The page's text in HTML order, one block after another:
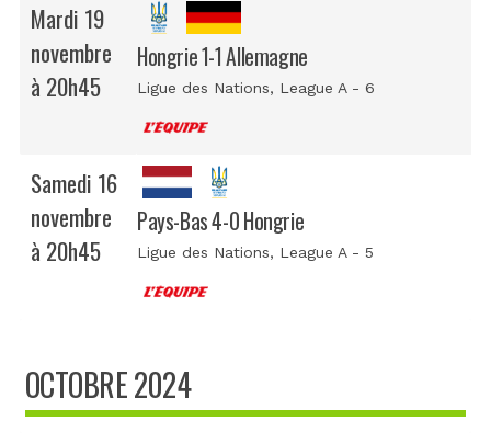
Mardi 19
novembre
à 20h45
Hongrie 1-1 Allemagne
Ligue des Nations, League A - 6
Samedi 16
novembre
à 20h45
Pays-Bas 4-0 Hongrie
Ligue des Nations, League A - 5
OCTOBRE 2024